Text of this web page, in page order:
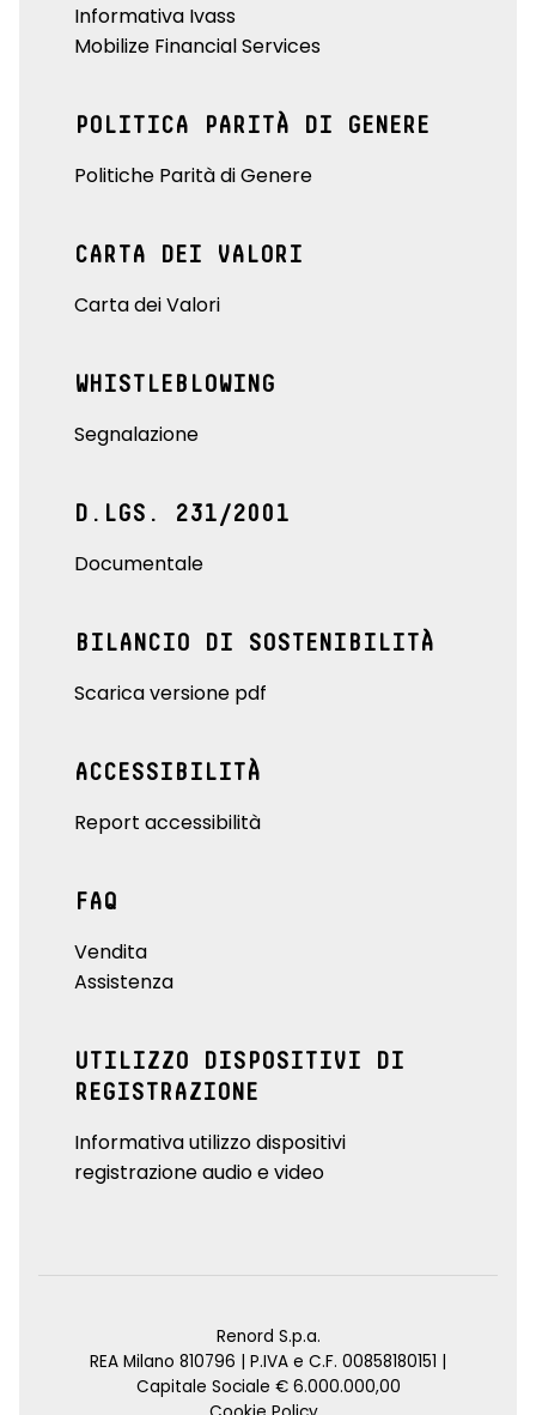
Informativa Ivass
Mobilize Financial Services
POLITICA PARITÀ DI GENERE
Politiche Parità di Genere
CARTA DEI VALORI
Carta dei Valori
WHISTLEBLOWING
Segnalazione
D.LGS. 231/2001
Documentale
BILANCIO DI SOSTENIBILITÀ
Scarica versione pdf
ACCESSIBILITÀ
Report accessibilità
FAQ
Vendita
Assistenza
UTILIZZO DISPOSITIVI DI
REGISTRAZIONE
Informativa utilizzo dispositivi
registrazione audio e video
Renord S.p.a.
REA Milano 810796 | P.IVA e C.F. 00858180151 |
Capitale Sociale € 6.000.000,00